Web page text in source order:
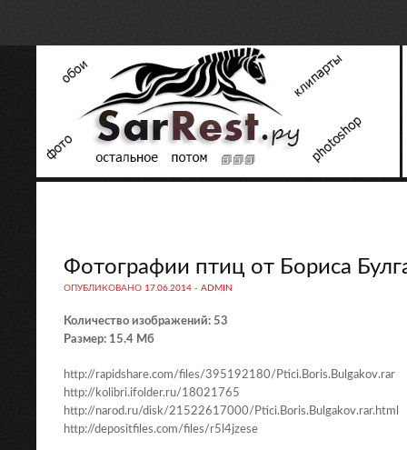
Фотографии птиц от Бориса
ОПУБЛИКОВАНО 17.06.2014 - ADMIN
Количество изображений: 53
Размер: 15.4 Мб
http://rapidshare.com/files/395192180/Ptici.Boris.Bulgakov.rar
http://kolibri.ifolder.ru/18021765
http://narod.ru/disk/21522617000/Ptici.Boris.Bulgakov.rar.html
http://depositfiles.com/files/r5l4jzese